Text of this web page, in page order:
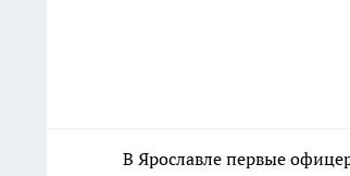
В Ярославле первые